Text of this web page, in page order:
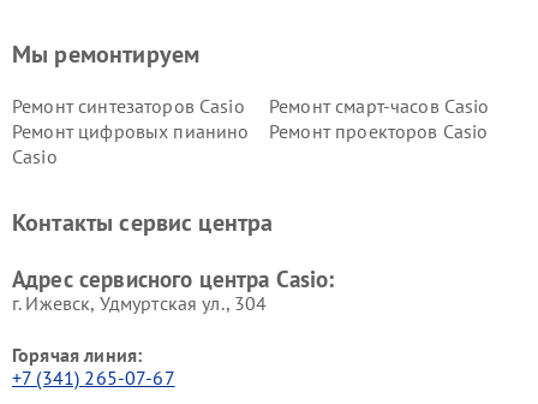
Мы ремонтируем
Ремонт синтезаторов Casio
Ремонт смарт-часов Casio
Ремонт цифровых пианино
Casio
Ремонт проекторов Casio
Контакты сервис центра
Адрес сервисного центра Casio:
г. Ижевск, Удмуртская ул., 304
Горячая линия:
+7 (341) 265-07-67